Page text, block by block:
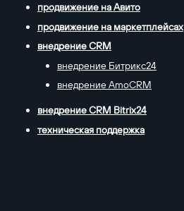
продвижение на Авито
продвижение на маркетплейсах
внедрение CRM
внедрение Битрикс24
внедрение AmoCRM
внедрение CRM Bitrix24
техническая поддержка